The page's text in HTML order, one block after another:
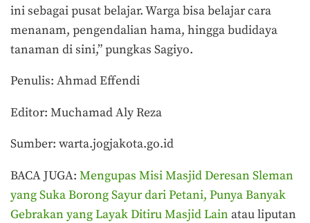
ini sebagai pusat belajar. Warga bisa belajar cara
menanam, pengendalian hama, hingga budidaya
tanaman di sini,” pungkas Sagiyo.
Penulis: Ahmad Effendi
Editor: Muchamad Aly Reza
Sumber: warta.jogjakota.go.id
BACA JUGA: Mengupas Misi Masjid Deresan Sleman
yang Suka Borong Sayur dari Petani, Punya Banyak
Gebrakan yang Layak Ditiru Masjid Lain atau liputan